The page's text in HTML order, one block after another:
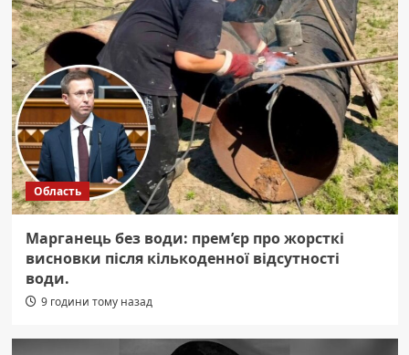
Область
Марганець без води: прем’єр про жорсткі
висновки після кількоденної відсутності
води.
9 години тому назад